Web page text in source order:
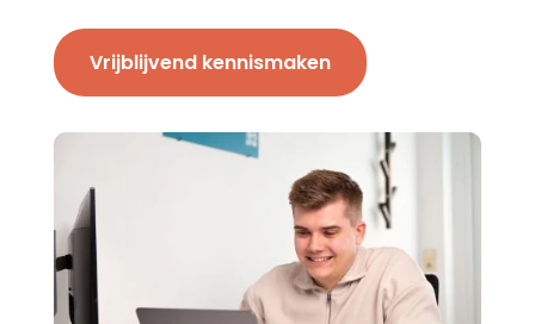
Vrijblijvend kennismaken